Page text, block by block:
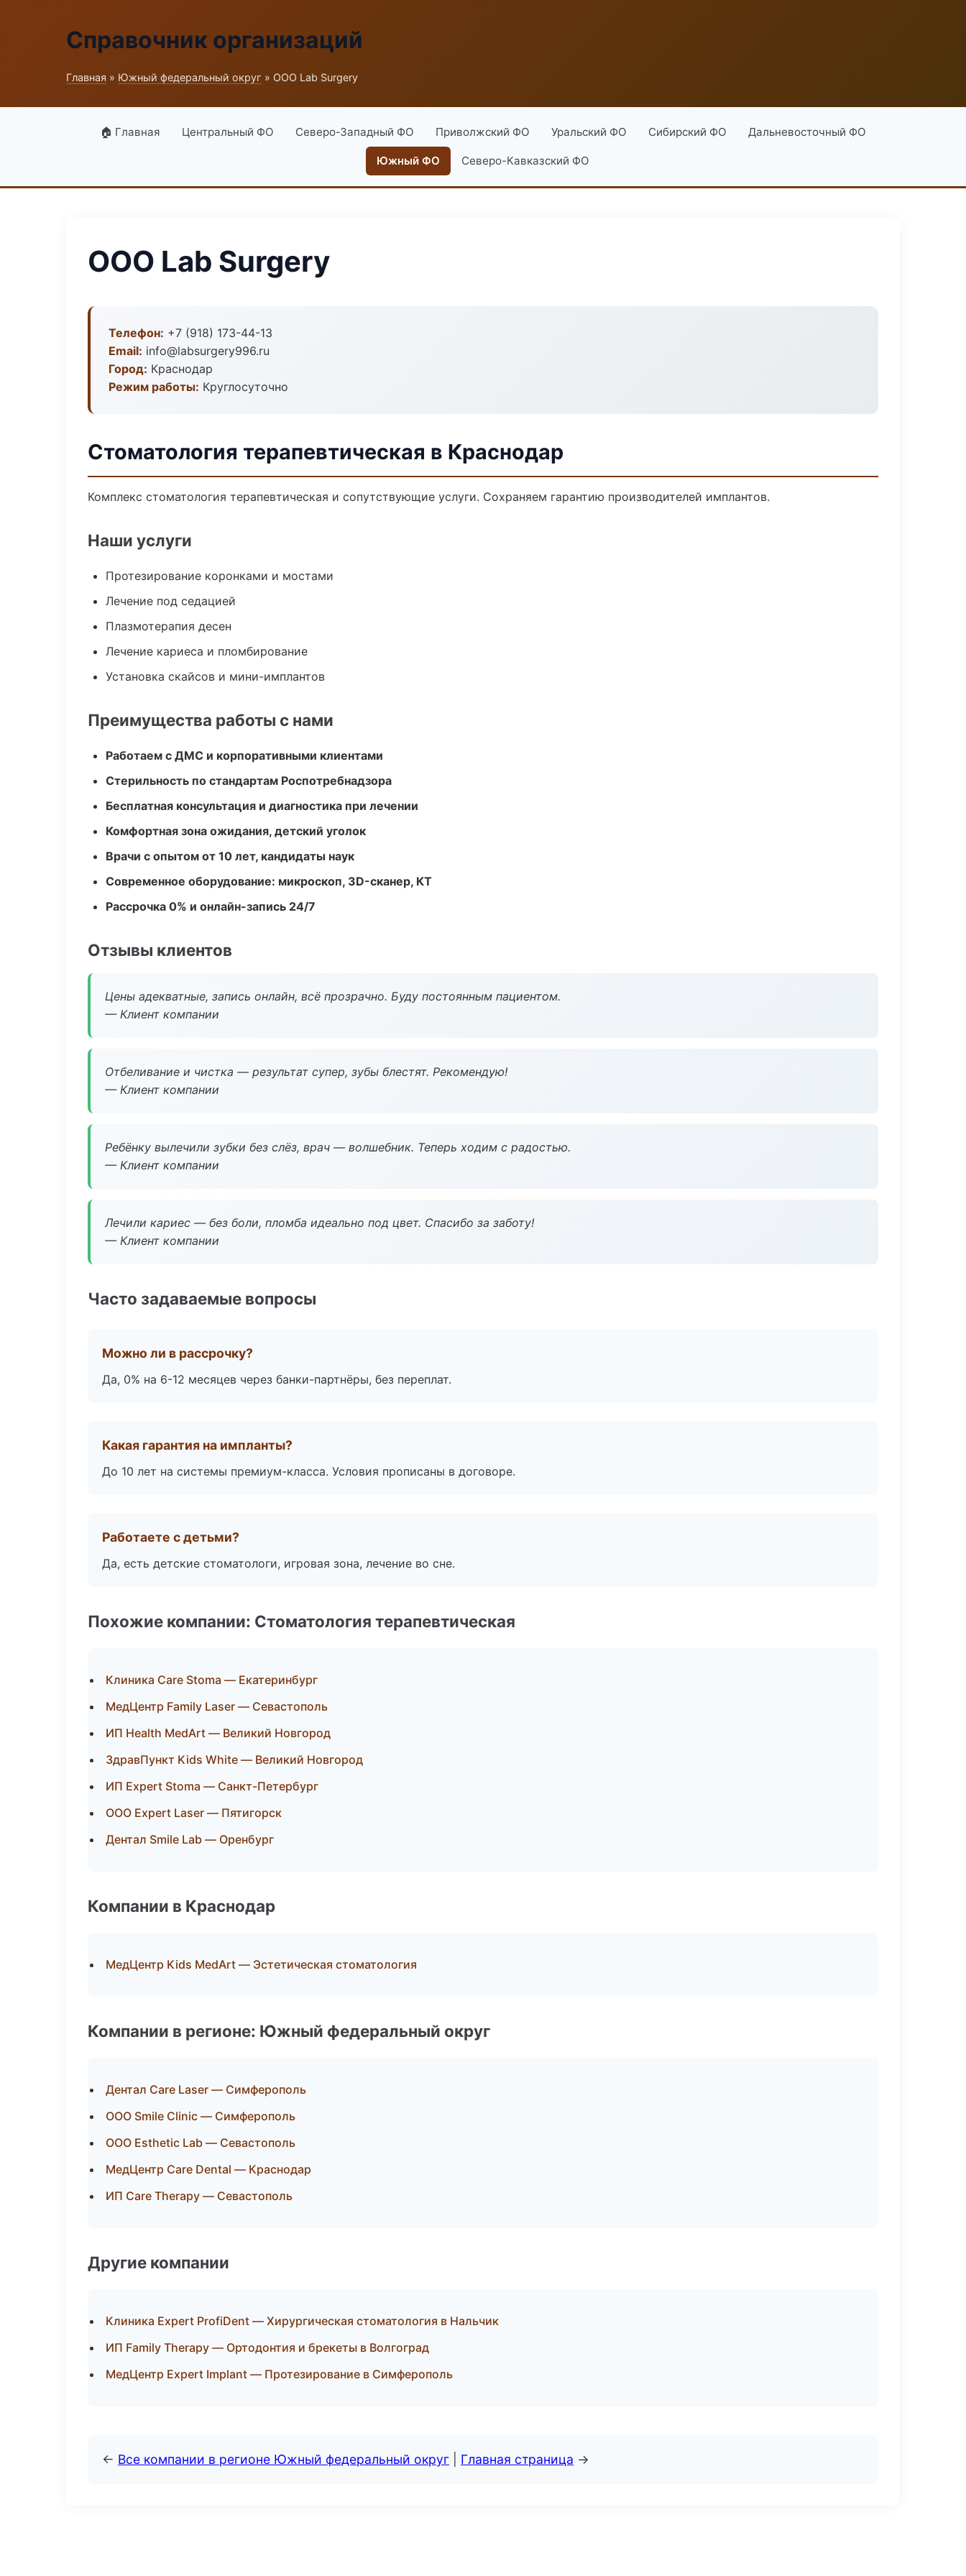
Справочник организаций
Главная » Южный федеральный округ » ООО Lab Surgery
🏠 Главная Центральный ФО Северо-Западный ФО Приволжский ФО Уральский ФО Сибирский ФО Дальневосточный ФО
Южный ФО Северо-Кавказский ФО
ООО Lab Surgery
Телефон: +7 (918) 173-44-13
Email: info@labsurgery996.ru
Город: Краснодар
Режим работы: Круглосуточно
Стоматология терапевтическая в Краснодар
Комплекс стоматология терапевтическая и сопутствующие услуги. Сохраняем гарантию производителей имплантов.
Наши услуги
Протезирование коронками и мостами
Лечение под седацией
Плазмотерапия десен
Лечение кариеса и пломбирование
Установка скайсов и мини-имплантов
Преимущества работы с нами
Работаем с ДМС и корпоративными клиентами
Стерильность по стандартам Роспотребнадзора
Бесплатная консультация и диагностика при лечении
Комфортная зона ожидания, детский уголок
Врачи с опытом от 10 лет, кандидаты наук
Современное оборудование: микроскоп, 3D-сканер, КТ
Рассрочка 0% и онлайн-запись 24/7
Отзывы клиентов
Цены адекватные, запись онлайн, всё прозрачно. Буду постоянным пациентом.
— Клиент компании
Отбеливание и чистка — результат супер, зубы блестят. Рекомендую!
— Клиент компании
Ребёнку вылечили зубки без слёз, врач — волшебник. Теперь ходим с радостью.
— Клиент компании
Лечили кариес — без боли, пломба идеально под цвет. Спасибо за заботу!
— Клиент компании
Часто задаваемые вопросы
Можно ли в рассрочку?
Да, 0% на 6-12 месяцев через банки-партнёры, без переплат.
Какая гарантия на импланты?
До 10 лет на системы премиум-класса. Условия прописаны в договоре.
Работаете с детьми?
Да, есть детские стоматологи, игровая зона, лечение во сне.
Похожие компании: Стоматология терапевтическая
Клиника Care Stoma — Екатеринбург
МедЦентр Family Laser — Севастополь
ИП Health MedArt — Великий Новгород
ЗдравПункт Kids White — Великий Новгород
ИП Expert Stoma — Санкт-Петербург
ООО Expert Laser — Пятигорск
Дентал Smile Lab — Оренбург
Компании в Краснодар
МедЦентр Kids MedArt — Эстетическая стоматология
Компании в регионе: Южный федеральный округ
Дентал Care Laser — Симферополь
ООО Smile Clinic — Симферополь
ООО Esthetic Lab — Севастополь
МедЦентр Care Dental — Краснодар
ИП Care Therapy — Севастополь
Другие компании
Клиника Expert ProfiDent — Хирургическая стоматология в Нальчик
ИП Family Therapy — Ортодонтия и брекеты в Волгоград
МедЦентр Expert Implant — Протезирование в Симферополь
← Все компании в регионе Южный федеральный округ Главная страница →